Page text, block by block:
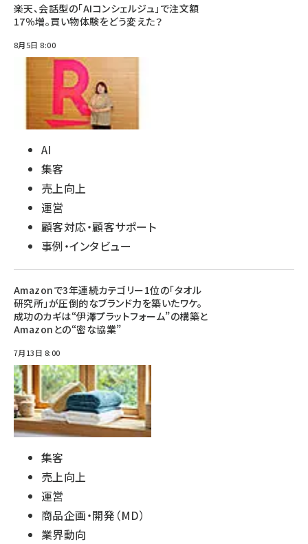
楽天、会話型の「AIコンシェルジュ」で注文額
17％増。買い物体験をどう変えた？
8月5日 8:00
AI
集客
売上向上
運営
顧客対応・顧客サポート
事例・インタビュー
Amazonで3年連続カテゴリー1位の「タオル
研究所」が圧倒的なブランド力を築いたワケ。
成功のカギは“伊澤プラットフォーム”の構築と
Amazonとの“密な協業”
7月13日 8:00
集客
売上向上
運営
商品企画・開発（MD）
業界動向